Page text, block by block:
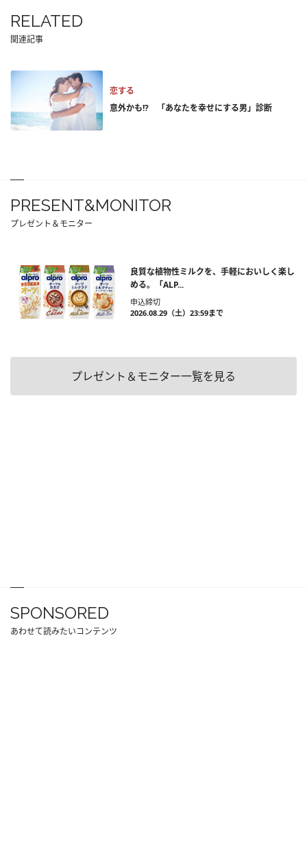
RELATED
関連記事
恋する
意外かも!? 「あなたを幸せにする男」診断
PRESENT&MONITOR
プレゼント＆モニター
良質な植物性ミルクを、手軽においしく楽し
める。「ALP...
申込締切
2026.08.29（土）23:59まで
プレゼント＆モニター一覧を見る
SPONSORED
あわせて読みたいコンテンツ